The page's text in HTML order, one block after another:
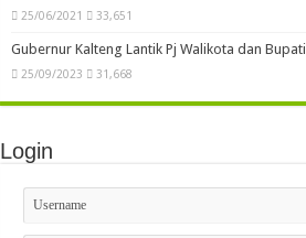
25/06/2021 33,651
Gubernur Kalteng Lantik Pj Walikota dan Bupati
25/09/2023 31,668
Login